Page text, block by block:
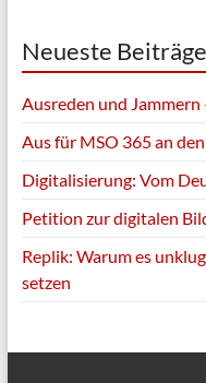
Neueste Beiträge
Ausreden und
Aus für MSO 365 an
Digitalisierung: Vom
Petition zur digitalen
Replik: Warum es
setzen